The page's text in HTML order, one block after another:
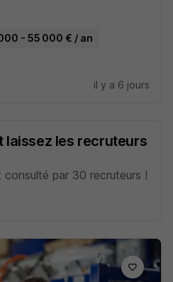
- 55 000 € / an
il y a 6 jours
laissez les recruteurs
consulté par 30 recruteurs !